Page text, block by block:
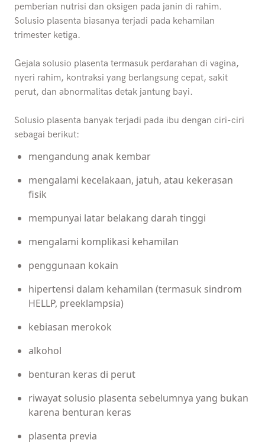
pemberian nutrisi dan oksigen pada janin di rahim.
Solusio plasenta biasanya terjadi pada kehamilan
trimester ketiga.
Gejala solusio plasenta termasuk perdarahan di vagina,
nyeri rahim, kontraksi yang berlangsung cepat, sakit
perut, dan abnormalitas detak jantung bayi.
Solusio plasenta banyak terjadi pada ibu dengan ciri-ciri
sebagai berikut:
mengandung anak kembar
mengalami kecelakaan, jatuh, atau kekerasan
fisik
mempunyai latar belakang darah tinggi
mengalami komplikasi kehamilan
penggunaan kokain
hipertensi dalam kehamilan (termasuk sindrom
HELLP, preeklampsia)
kebiasan merokok
alkohol
benturan keras di perut
riwayat solusio plasenta sebelumnya yang bukan
karena benturan keras
plasenta previa